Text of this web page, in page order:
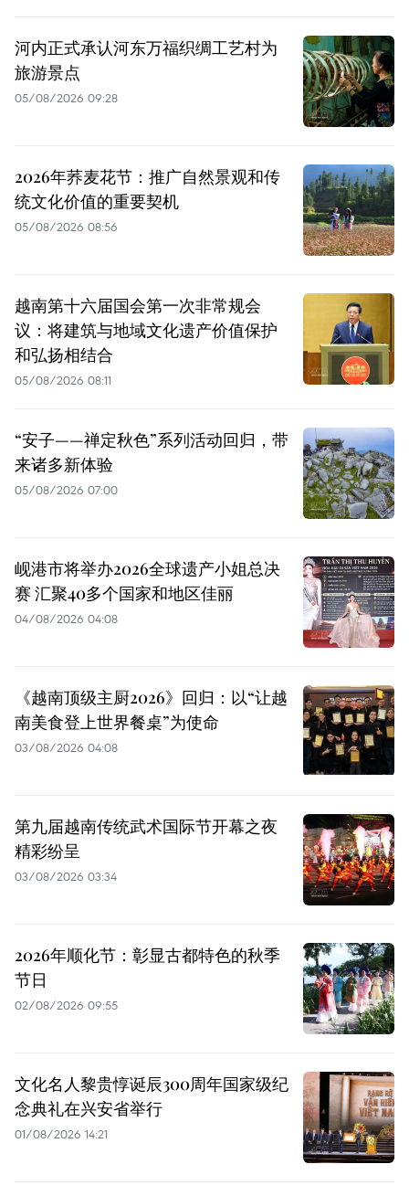
河内正式承认河东万福织绸工艺村为
旅游景点
05/08/2026 09:28
2026年荞麦花节：推广自然景观和传
统文化价值的重要契机
05/08/2026 08:56
越南第十六届国会第一次非常规会
议：将建筑与地域文化遗产价值保护
和弘扬相结合
05/08/2026 08:11
“安子——禅定秋色”系列活动回归，带
来诸多新体验
05/08/2026 07:00
岘港市将举办2026全球遗产小姐总决
赛 汇聚40多个国家和地区佳丽
04/08/2026 04:08
《越南顶级主厨2026》回归：以“让越
南美食登上世界餐桌”为使命
03/08/2026 04:08
第九届越南传统武术国际节开幕之夜
精彩纷呈
03/08/2026 03:34
2026年顺化节：彰显古都特色的秋季
节日
02/08/2026 09:55
文化名人黎贵惇诞辰300周年国家级纪
念典礼在兴安省举行
01/08/2026 14:21